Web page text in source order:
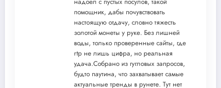
помощник, дабы почувствовать
настоящую отдачу, словно тяжесть
золотой монеты у руке. Без лишней
воды, только проверенные сайты, где
rtp не лишь цифра, но реальная
удача.Собрано из гугловых запросов,
будто паутина, что захватывает самые
актуальные тренды в рунете. Тут нет